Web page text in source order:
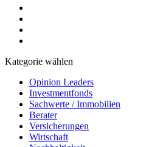
Kategorie wählen
Opinion Leaders
Investmentfonds
Sachwerte / Immobilien
Berater
Versicherungen
Wirtschaft